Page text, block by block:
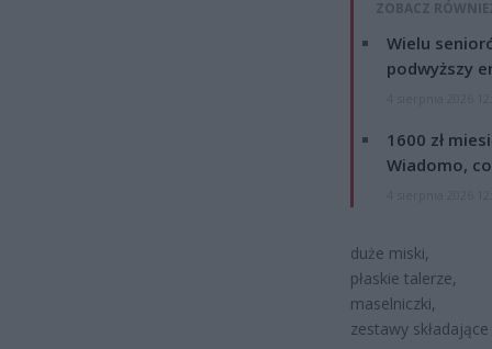
ZOBACZ
Wielu
podwyższy
1600 zł
Wiadomo,
duże miski,
płaskie talerze,
maselniczki,
zestawy